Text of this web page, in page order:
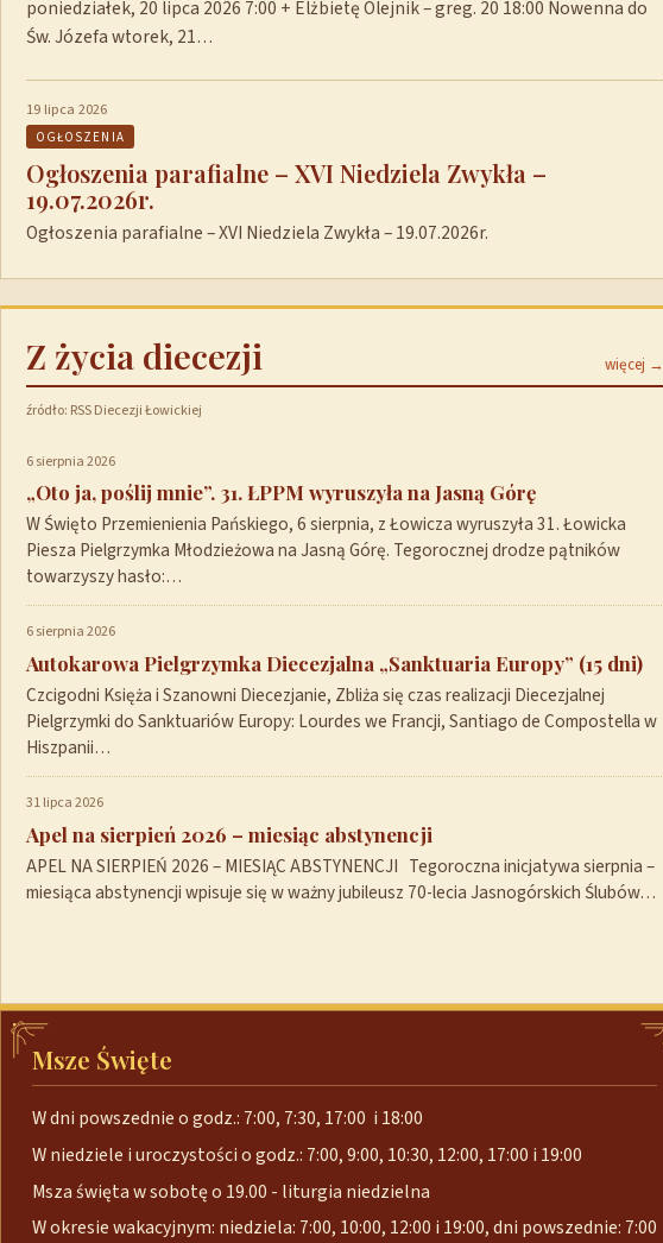
poniedziałek, 20 lipca 2026 7:00 + Elżbietę Olejnik – greg. 20 18:00 Nowenna do
Św. Józefa wtorek, 21…
19 lipca 2026
OGŁOSZENIA
Ogłoszenia parafialne – XVI Niedziela Zwykła –
19.07.2026r.
Ogłoszenia parafialne – XVI Niedziela Zwykła – 19.07.2026r.
Z życia diecezji więcej →
źródło: RSS Diecezji Łowickiej
6 sierpnia 2026
„Oto ja, poślij mnie”. 31. ŁPPM wyruszyła na Jasną Górę
W Święto Przemienienia Pańskiego, 6 sierpnia, z Łowicza wyruszyła 31. Łowicka
Piesza Pielgrzymka Młodzieżowa na Jasną Górę. Tegorocznej drodze pątników
towarzyszy hasło:…
6 sierpnia 2026
Autokarowa Pielgrzymka Diecezjalna „Sanktuaria Europy” (15 dni)
Czcigodni Księża i Szanowni Diecezjanie, Zbliża się czas realizacji Diecezjalnej
Pielgrzymki do Sanktuariów Europy: Lourdes we Francji, Santiago de Compostella w
Hiszpanii…
31 lipca 2026
Apel na sierpień 2026 – miesiąc abstynencji
APEL NA SIERPIEŃ 2026 – MIESIĄC ABSTYNENCJI Tegoroczna inicjatywa sierpnia –
miesiąca abstynencji wpisuje się w ważny jubileusz 70-lecia Jasnogórskich Ślubów…
Msze Święte
W dni powszednie o godz.: 7:00, 7:30, 17:00 i 18:00
W niedziele i uroczystości o godz.: 7:00, 9:00, 10:30, 12:00, 17:00 i 19:00
Msza święta w sobotę o 19.00 - liturgia niedzielna
W okresie wakacyjnym: niedziela: 7:00, 10:00, 12:00 i 19:00, dni powszednie: 7:00